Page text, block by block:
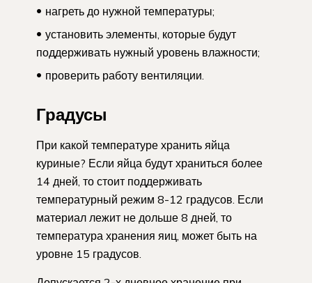
нагреть до нужной температуры;
установить элементы, которые будут
поддерживать нужный уровень влажности;
проверить работу вентиляции.
Градусы
При какой температуре хранить яйца
куриные? Если яйца будут храниться более
14 дней, то стоит поддерживать
температурный режим 8-12 градусов. Если
материал лежит не дольше 8 дней, то
температура хранения яиц, может быть на
уровне 15 градусов.